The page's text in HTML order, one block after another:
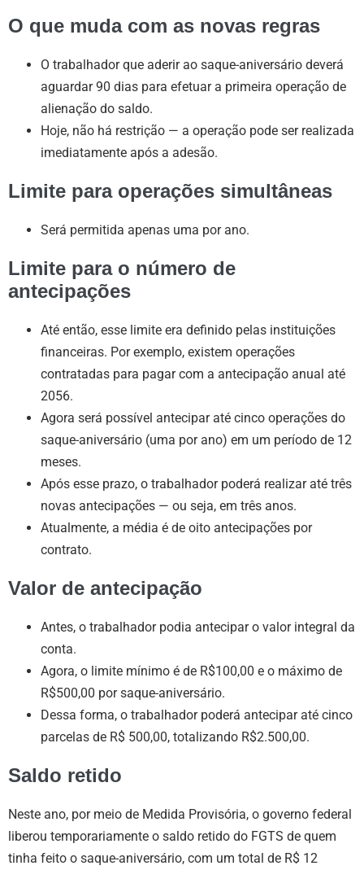
O que muda com as novas regras
O trabalhador que aderir ao saque-aniversário deverá
aguardar 90 dias para efetuar a primeira operação de
alienação do saldo.
Hoje, não há restrição — a operação pode ser realizada
imediatamente após a adesão.
Limite para operações simultâneas
Será permitida apenas uma por ano.
Limite para o número de
antecipações
Até então, esse limite era definido pelas instituições
financeiras. Por exemplo, existem operações
contratadas para pagar com a antecipação anual até
2056.
Agora será possível antecipar até cinco operações do
saque-aniversário (uma por ano) em um período de 12
meses.
Após esse prazo, o trabalhador poderá realizar até três
novas antecipações — ou seja, em três anos.
Atualmente, a média é de oito antecipações por
contrato.
Valor de antecipação
Antes, o trabalhador podia antecipar o valor integral da
conta.
Agora, o limite mínimo é de R$100,00 e o máximo de
R$500,00 por saque-aniversário.
Dessa forma, o trabalhador poderá antecipar até cinco
parcelas de R$ 500,00, totalizando R$2.500,00.
Saldo retido
Neste ano, por meio de Medida Provisória, o governo federal
liberou temporariamente o saldo retido do FGTS de quem
tinha feito o saque-aniversário, com um total de R$ 12